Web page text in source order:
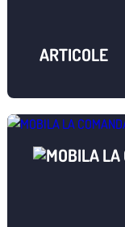
ARTICOLE